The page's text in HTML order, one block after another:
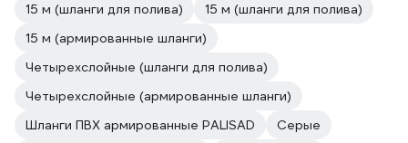
15 м (шланги для полива)
15 м (шланги для полива)
15 м (армированные шланги)
Четырехслойные (шланги для полива)
Четырехслойные (армированные шланги)
Шланги ПВХ армированные PALISAD
Серые